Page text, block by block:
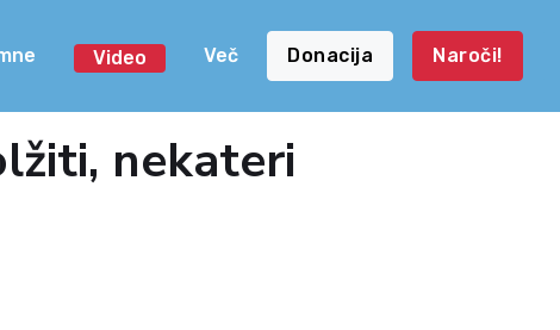
Video Več Donacija Naroči!
nekateri